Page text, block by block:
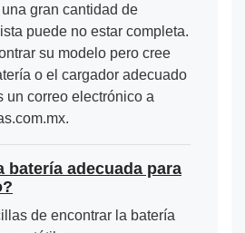
gran cantidad de
puede no estar completa.
su modelo pero cree
o el cargador adecuado
un correo electrónico a
batería adecuada para
de encontrar la batería